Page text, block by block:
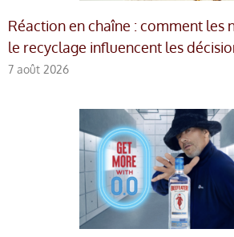
Réaction en chaîne : comment les
le recyclage influencent les
7 août 2026